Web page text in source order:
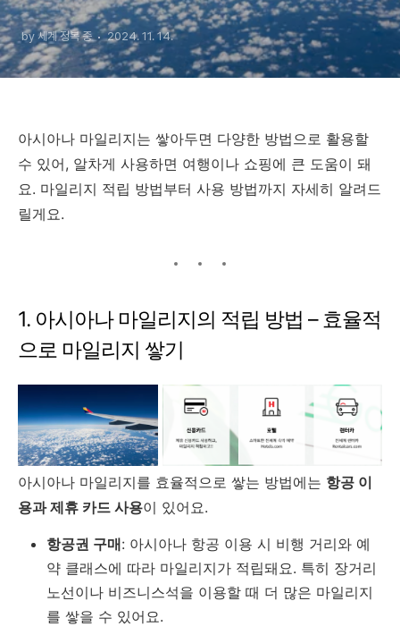
by 세계 정복 중 2024. 11. 14.
아시아나 마일리지는 쌓아두면 다양한 방법으로 활용할
수 있어, 알차게 사용하면 여행이나 쇼핑에 큰 도움이 돼
요. 마일리지 적립 방법부터 사용 방법까지 자세히 알려드
릴게요.
1. 아시아나 마일리지의 적립 방법 – 효율적
으로 마일리지 쌓기
아시아나 마일리지를 효율적으로 쌓는 방법에는 항공 이
용과 제휴 카드 사용이 있어요.
항공권 구매: 아시아나 항공 이용 시 비행 거리와 예
약 클래스에 따라 마일리지가 적립돼요. 특히 장거리
노선이나 비즈니스석을 이용할 때 더 많은 마일리지
를 쌓을 수 있어요.